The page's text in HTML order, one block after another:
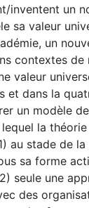
inventent un
sa valeur
un
contextes de
valeur
et dans la
un modèle de
la
au stade de
sa forme
seule une
des